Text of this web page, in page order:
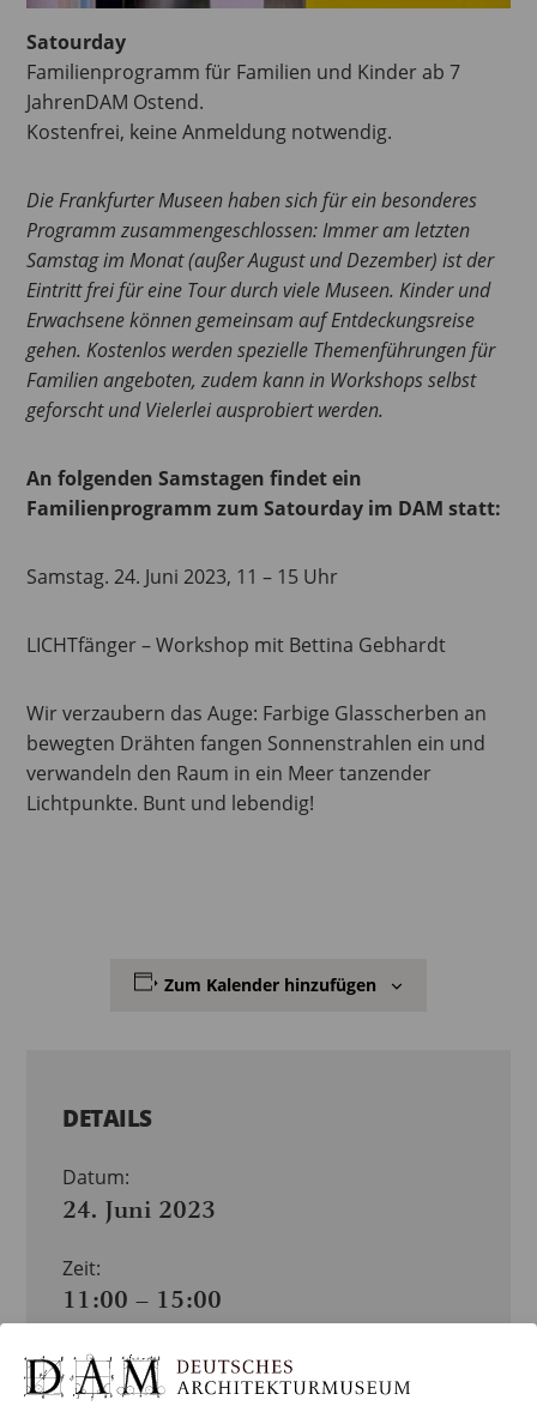
Satourday
Familienprogramm für Familien und Kinder ab 7
JahrenDAM Ostend.
Kostenfrei, keine Anmeldung notwendig.
Die Frankfurter Museen haben sich für ein besonderes
Programm zusammengeschlossen: Immer am letzten
Samstag im Monat (außer August und Dezember) ist der
Eintritt frei für eine Tour durch viele Museen.Kinder und
Erwachsene können gemeinsam auf Entdeckungsreise
gehen. Kostenlos werden spezielle Themenführungen für
Familien angeboten, zudem kann in Workshops selbst
geforscht und Vielerlei ausprobiert werden.
An folgenden Samstagen findet ein
Familienprogramm zum Satourday im DAM statt:
Samstag. 24. Juni 2023, 11 – 15 Uhr
LICHTfänger – Workshop mit Bettina Gebhardt
Wir verzaubern das Auge: Farbige Glasscherben an
bewegten Drähten fangen Sonnenstrahlen ein und
verwandeln den Raum in ein Meer tanzender
Lichtpunkte. Bunt und lebendig!
Zum Kalender hinzufügen
DETAILS
Datum:
24. Juni 2023
Zeit:
11:00 – 15:00
Veranstaltungskategorien:
KINDER, JUGENDLICHE & FAMILIEN,